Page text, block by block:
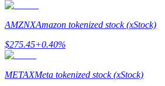
Партнеры Bitrue
AMZNXAmazon tokenized stock (xStock)
$275.45+0.40%
METAXMeta tokenized stock (xStock)